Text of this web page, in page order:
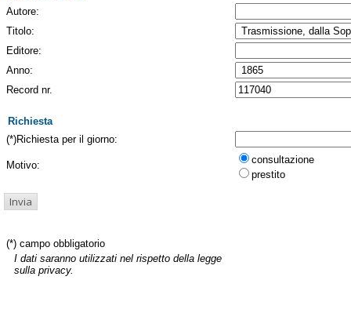
Autore:
Titolo:
Editore:
Anno:
Record nr.
Richiesta
(*)Richiesta per il giorno:
Motivo:
consultazione
prestito
(*) campo obbligatorio
I dati saranno utilizzati nel rispetto della legge
sulla privacy.